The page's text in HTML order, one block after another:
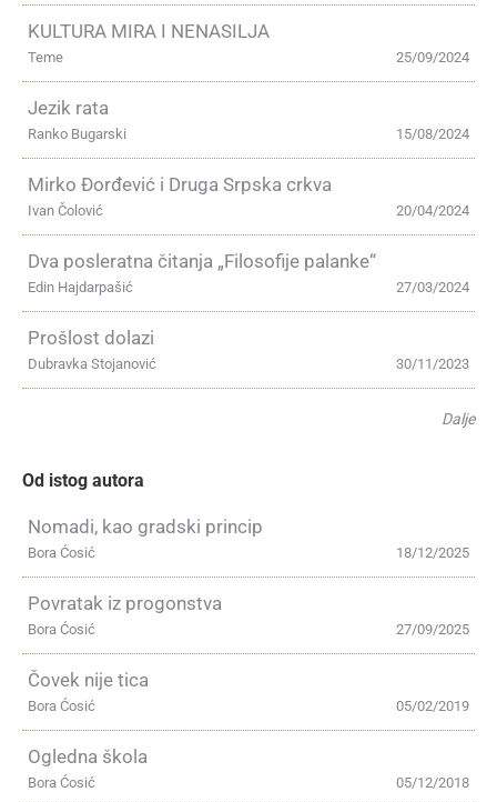
KULTURA MIRA I NENASILJA
25/09/2024
Teme
Jezik rata
15/08/2024
Ranko Bugarski
Mirko Đorđević i Druga Srpska crkva
20/04/2024
Ivan Čolović
Dva posleratna čitanja „Filosofije palanke“
27/03/2024
Edin Hajdarpašić
Prošlost dolazi
30/11/2023
Dubravka Stojanović
Dalje
Od istog autora
Nomadi, kao gradski princip
18/12/2025
Bora Ćosić
Povratak iz progonstva
27/09/2025
Bora Ćosić
Čovek nije tica
05/02/2019
Bora Ćosić
Ogledna škola
05/12/2018
Bora Ćosić